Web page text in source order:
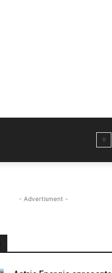
- Advertisment -